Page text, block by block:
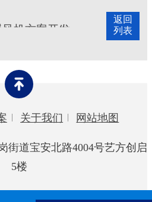
返回
列表
机方案开发
关于我们 网站地图
街道宝安北路4004号艺方创启
5楼